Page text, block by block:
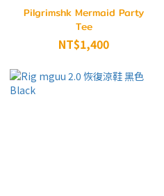
Pilgrimshk Mermaid Party
Tee
NT$1,400